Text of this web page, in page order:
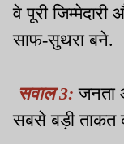
वे पूरी
साफ-सुथरा बने.
सवाल 3: जनता
सबसे बड़ी ताकत